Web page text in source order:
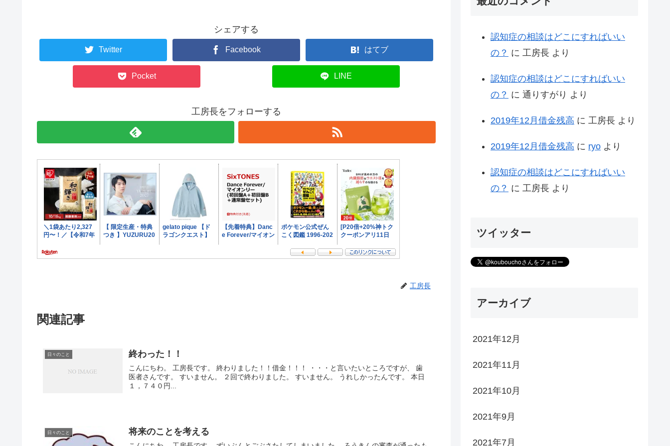
シェアする
Twitter Facebook はてブ
Pocket LINE
工房長をフォローする
工房長
関連記事
日々のこと 終わった！！
こんにちわ。 工房長です。 終わりました！！借金！！！ ・・・と言いたいところですが、 歯
医者さんです。 すいません。 ２回で終わりました。 すいません。 うれしかったんです。 本日
１，７４０円...
日々のこと 将来のことを考える
認知症の相談はどこにすればいい
の？ に 工房長 より
認知症の相談はどこにすればいい
の？ に 通りすがり より
2019年12月借金残高 に 工房長 より
2019年12月借金残高 に ryo より
認知症の相談はどこにすればいい
の？ に 工房長 より
ツイッター
アーカイブ
2021年12月
2021年11月
2021年10月
2021年9月
2021年7月